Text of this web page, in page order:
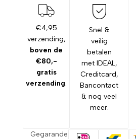
€4,95
verzending,
boven de
€80,-
gratis
verzending.
Snel &
veilig
betalen
met IDEAL,
Creditcard,
Bancontact
& nog veel
meer.
Gegarandeerd